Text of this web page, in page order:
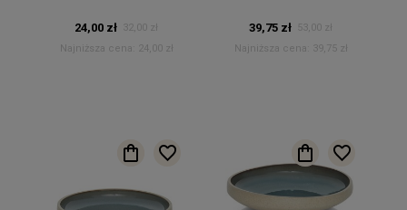
24,00 zł
32,00 zł
Najniższa cena:
24,00 zł
39,75 zł
53,00 zł
Najniższa cena:
39,75 zł